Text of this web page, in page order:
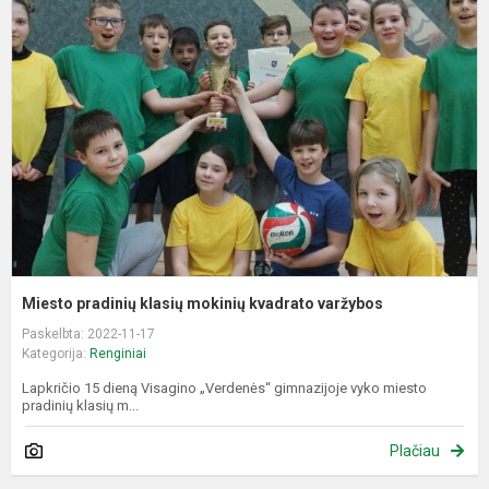
Miesto pradinių klasių mokinių kvadrato varžybos
Paskelbta: 2022-11-17
Kategorija: Renginiai
Lapkričio 15 dieną Visagino „Verdenės“ gimnazijoje vyko miesto
pradinių klasių m...
Plačiau